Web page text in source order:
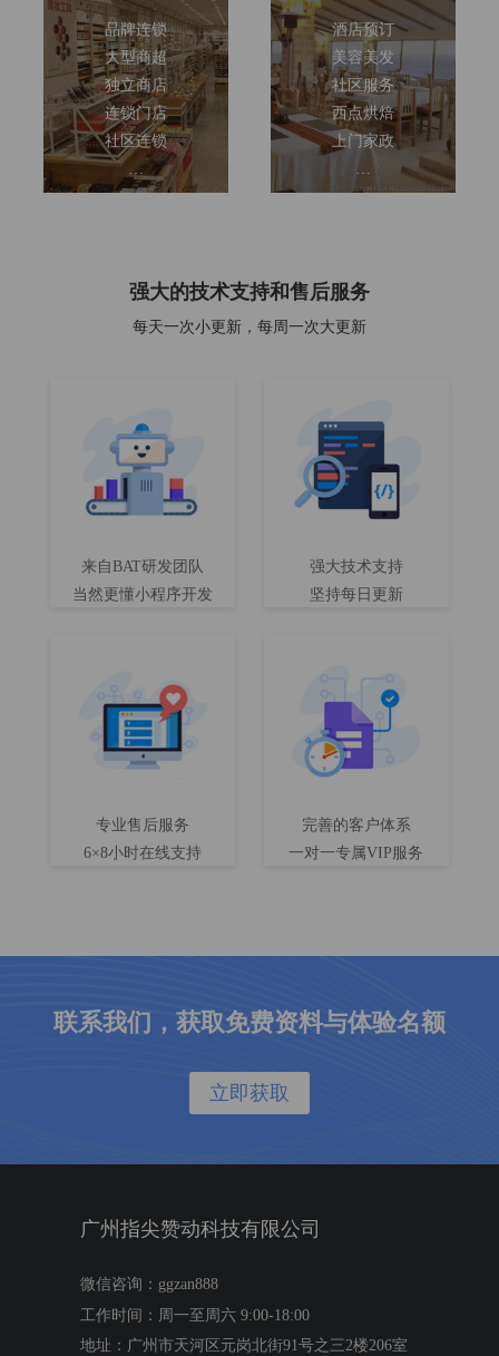
品牌连锁
大型商超
独立商店
连锁门店
社区连锁
…
酒店预订
美容美发
社区服务
西点烘焙
上门家政
强大的技术支持和售后服务
每天一次小更新，每周一次大更新
来自BAT研发团队
当然更懂小程序开发
强大技术支持
坚持每日更新
专业售后服务
6×8小时在线支持
完善的客户体系
一对一专属VIP服务
联系我们，获取免费资料与体验名额
立即获取
广州指尖赞动科技有限公司
微信咨询：ggzan888
工作时间：周一至周六 9:00-18:00
地址：广州市天河区元岗北街91号之三2楼206室